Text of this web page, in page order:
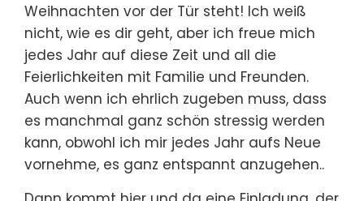
Weihnachten vor der Tür steht! Ich weiß
nicht, wie es dir geht, aber ich freue mich
jedes Jahr auf diese Zeit und all die
Feierlichkeiten mit Familie und Freunden.
Auch wenn ich ehrlich zugeben muss, dass
es manchmal ganz schön stressig werden
kann, obwohl ich mir jedes Jahr aufs Neue
vornehme, es ganz entspannt anzugehen..